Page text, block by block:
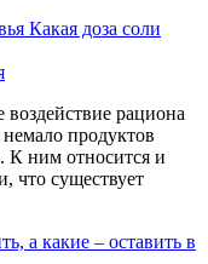
Какая доза соли
рациона
продуктов
К ним относится и
что существует